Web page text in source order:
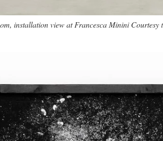
installation view at Francesca Minini